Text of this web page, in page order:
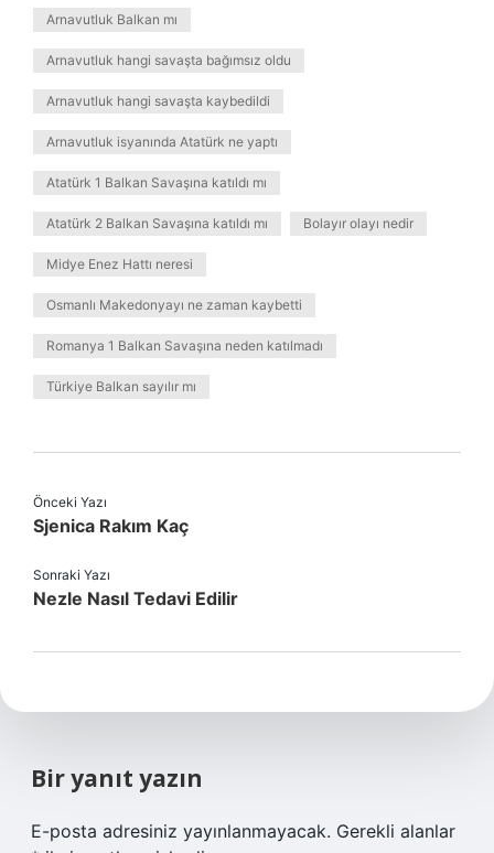
Arnavutluk Balkan mı
Arnavutluk hangi savaşta bağımsız oldu
Arnavutluk hangi savaşta kaybedildi
Arnavutluk isyanında Atatürk ne yaptı
Atatürk 1 Balkan Savaşına katıldı mı
Atatürk 2 Balkan Savaşına katıldı mı Bolayır olayı nedir
Midye Enez Hattı neresi
Osmanlı Makedonyayı ne zaman kaybetti
Romanya 1 Balkan Savaşına neden katılmadı
Türkiye Balkan sayılır mı
Önceki Yazı
Sjenica Rakım Kaç
Sonraki Yazı
Nezle Nasıl Tedavi Edilir
Bir yanıt yazın
E-posta adresiniz yayınlanmayacak. Gerekli alanlar